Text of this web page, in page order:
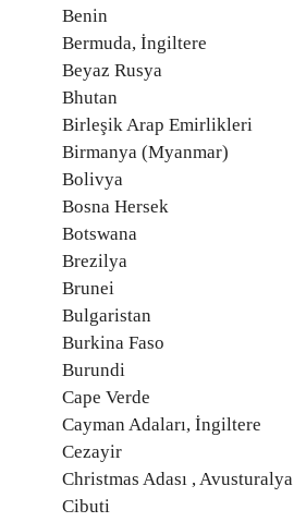
Benin
Bermuda, İngiltere
Beyaz Rusya
Bhutan
Birleşik Arap Emirlikleri
Birmanya (Myanmar)
Bolivya
Bosna Hersek
Botswana
Brezilya
Brunei
Bulgaristan
Burkina Faso
Burundi
Cape Verde
Cayman Adaları, İngiltere
Cezayir
Christmas Adası , Avusturalya
Cibuti